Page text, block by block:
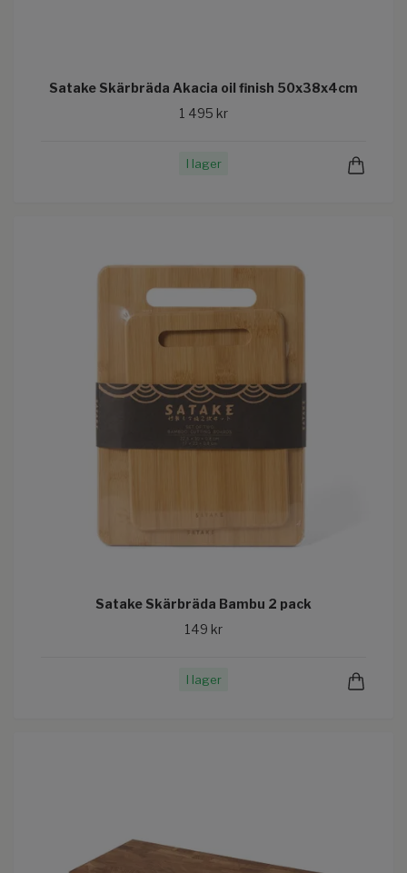
Satake Skärbräda Akacia oil finish 50x38x4cm
1 495 kr
I lager
Satake Skärbräda Bambu 2 pack
149 kr
I lager